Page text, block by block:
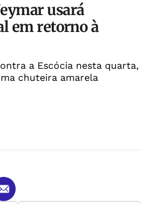
usará
em retorno à
a Escócia nesta quarta,
chuteira amarela